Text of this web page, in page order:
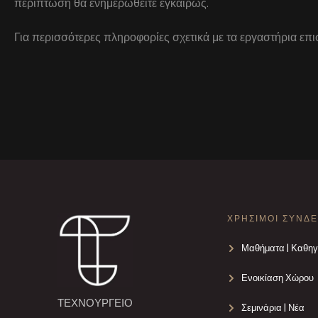
Για περισσότερες πληροφορίες σχετικά με τα εργαστήρια
ΤΕΧΝΟΥΡΓΕΙΟ
ΧΡΗΣΙΜΟΙ
Μαθήματα |
Ενοικίαση Χώρου
Σεμινάρια | Νέα